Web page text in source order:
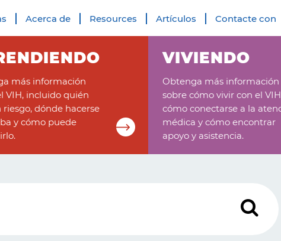
Acerca de Resources Artículos Contacte con
más información
VIH, incluido quién
riesgo, dónde hacerse
y cómo puede
VIVIENDO
Obtenga más información
sobre cómo vivir con el
cómo conectarse a la
médica y cómo encontrar
apoyo y asistencia.